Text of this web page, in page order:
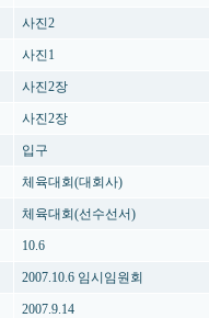
사진2
사진1
사진2장
사진2장
입구
체육대회(대회사)
체육대회(선수선서)
10.6
2007.10.6 임시임원회
2007.9.14